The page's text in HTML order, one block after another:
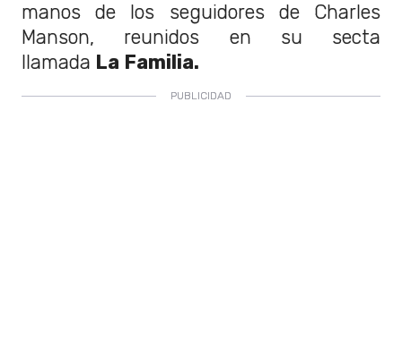
manos de los seguidores de Charles
Manson, reunidos en su secta
llamada La Familia.